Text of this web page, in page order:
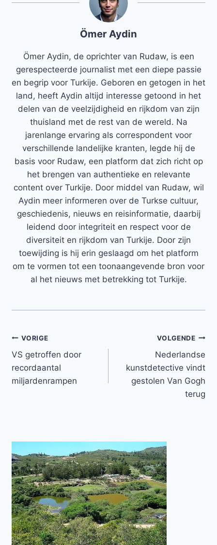
Ömer Aydin
Ömer Aydin, de oprichter van Rudaw, is een
gerespecteerde journalist met een diepe passie
en begrip voor Turkije. Geboren en getogen in het
land, heeft Aydin altijd interesse getoond in het
delen van de veelzijdigheid en rijkdom van zijn
thuisland met de rest van de wereld. Na
jarenlange ervaring als correspondent voor
verschillende landelijke kranten, legde hij de
basis voor Rudaw, een platform dat zich richt op
het brengen van authentieke en relevante
content over Turkije. Door middel van Rudaw, wil
Aydin meer informeren over de Turkse cultuur,
geschiedenis, nieuws en reisinformatie, daarbij
leidend door integriteit en respect voor de
diversiteit en rijkdom van Turkije. Door zijn
toewijding is hij erin geslaagd om het platform
om te vormen tot een toonaangevende bron voor
al het nieuws met betrekking tot Turkije.
Bericht
navigatie
VORIGE
VS getroffen door
recordaantal
miljardenrampen
VOLGENDE
Nederlandse
kunstdetective vindt
gestolen Van Gogh
terug